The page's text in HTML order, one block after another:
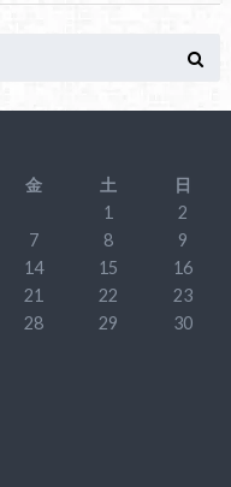
金 土
日
1
2
7 8
9
14 15
16
21 22
23
28 29
30